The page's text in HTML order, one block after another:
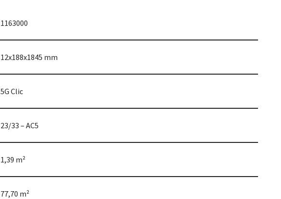
1163000
12x188x1845 mm
5G Clic
23/33 – AC5
1,39 m²
77,70 m²